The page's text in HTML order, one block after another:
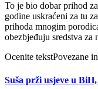
To je bio dobar prihod
godine uskraćeni za tu
prihoda mnogim
obezbjeđuju sredstva za
Ocenite tekstPovezane
Suša prži usjeve u